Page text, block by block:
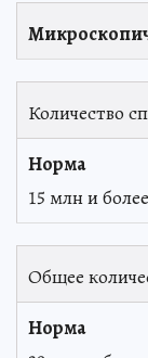
Количество
15 млн и более
Общее